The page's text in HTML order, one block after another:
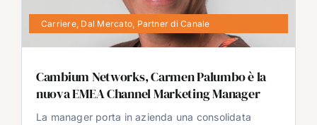
Carriere, Dal Mercato Partner di Canale
Cambium Networks, Carmen Palumbo è la
nuova EMEA Channel Marketing Manager
La manager porta in azienda una consolidata